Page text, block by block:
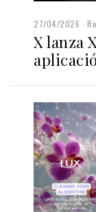
27/04/2026
X lanza